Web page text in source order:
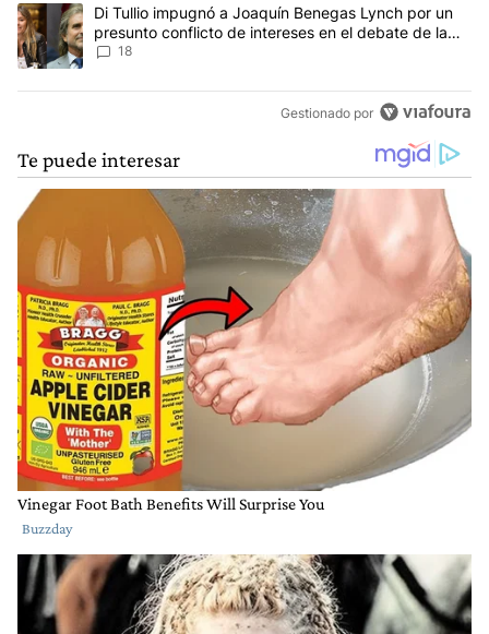
Un artículo de tendencia con el título "Di Tullio impugnó a
Di Tullio impugnó a Joaquín Benegas Lynch por un
presunto conflicto de intereses en el debate de la
Ley de Tierras
18
Gestionado por